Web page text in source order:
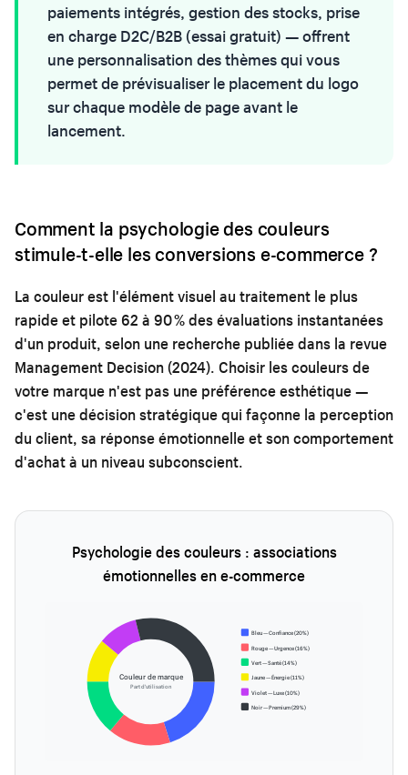
paiements intégrés, gestion des stocks, prise
en charge D2C/B2B (essai gratuit) — offrent
une personnalisation des thèmes qui vous
permet de prévisualiser le placement du logo
sur chaque modèle de page avant le
lancement.
Comment la psychologie des couleurs
stimule-t-elle les conversions e-commerce ?
La couleur est l'élément visuel au traitement le plus
rapide et pilote 62 à 90 % des évaluations instantanées
d'un produit, selon une recherche publiée dans la revue
Management Decision (2024). Choisir les couleurs de
votre marque n'est pas une préférence esthétique —
c'est une décision stratégique qui façonne la perception
du client, sa réponse émotionnelle et son comportement
d'achat à un niveau subconscient.
Psychologie des couleurs : associations
émotionnelles en e-commerce
Couleur de marque
Part d'utilisation
Bleu — Confiance (20%)
Rouge — Urgence (16%)
Vert — Santé (14%)
Jaune — Énergie (11%)
Violet — Luxe (10%)
Noir — Premium (29%)